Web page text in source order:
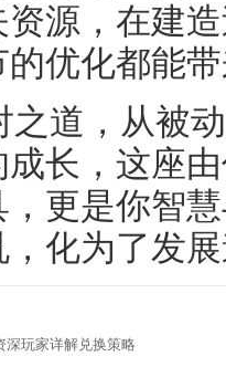
源，在建
优化都能
之道，从被
长，这座
更是你智
化为了发
深玩家详解兑换策略